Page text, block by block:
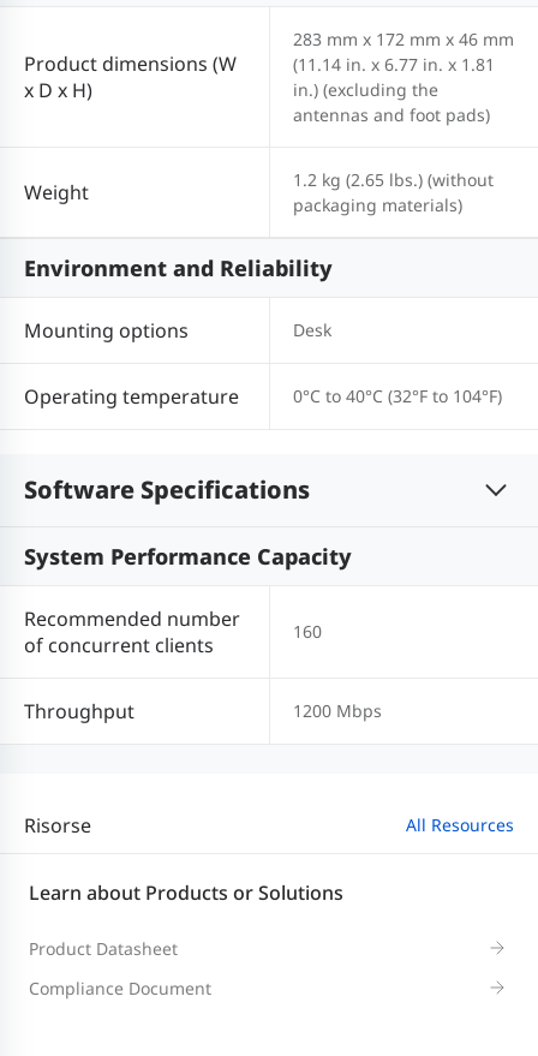
Product dimensions (W
x D x H)
283 mm x 172 mm x 46 mm
(11.14 in. x 6.77 in. x 1.81
in.) (excluding the
antennas and foot pads)
Weight
1.2 kg (2.65 lbs.) (without
packaging materials)
Environment and Reliability
Mounting options Desk
Operating temperature 0°C to 40°C (32°F to 104°F)
Software Specifications
System Performance Capacity
Recommended number
of concurrent clients
160
Throughput 1200 Mbps
Risorse All Resources
Learn about Products or Solutions
Product Datasheet
Compliance Document